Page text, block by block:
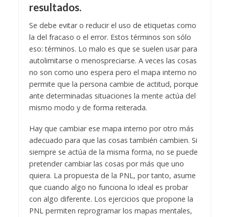
resultados.
Se debe evitar o reducir el uso de etiquetas como
la del fracaso o el error. Estos términos son sólo
eso: términos. Lo malo es que se suelen usar para
autolimitarse o menospreciarse. A veces las cosas
no son como uno espera pero el mapa interno no
permite que la persona cambie de actitud, porque
ante determinadas situaciones la mente actúa del
mismo modo y de forma reiterada.
Hay que cambiar ese mapa interno por otro más
adecuado para que las cosas también cambien. Si
siempre se actúa de la misma forma, no se puede
pretender cambiar las cosas por más que uno
quiera. La propuesta de la PNL, por tanto, asume
que cuando algo no funciona lo ideal es probar
con algo diferente. Los ejercicios que propone la
PNL permiten reprogramar los mapas mentales,